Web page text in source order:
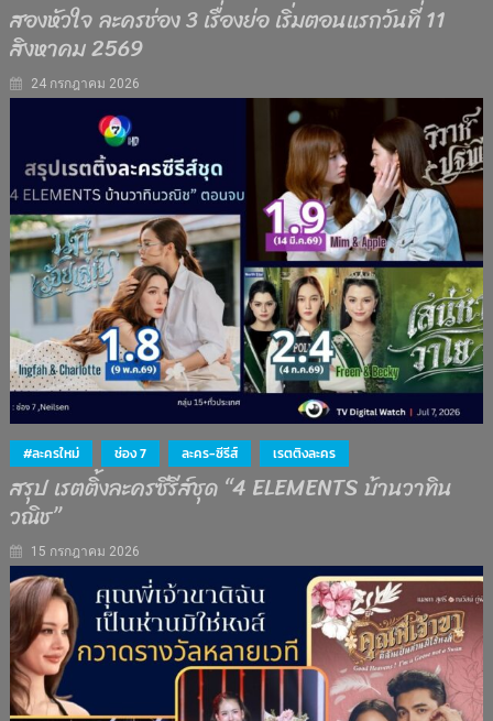
สองหัวใจ ละครช่อง 3 เรื่องย่อ เริ่มตอนแรกวันที่ 11
สิงหาคม 2569
24 กรกฎาคม 2026
#ละครใหม่ ช่อง 7 ละคร-ซีรีส์ เรตติงละคร
สรุป เรตติ้งละครซีรีส์ชุด “4 ELEMENTS บ้านวาทิน
วณิช”
15 กรกฎาคม 2026